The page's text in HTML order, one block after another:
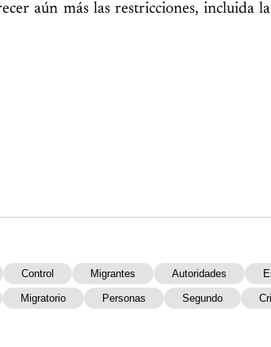
aún más las restricciones, incluida
Control Migrantes Autoridades
Migratorio Personas Segundo